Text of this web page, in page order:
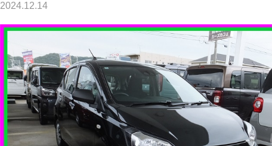
2024.12.14